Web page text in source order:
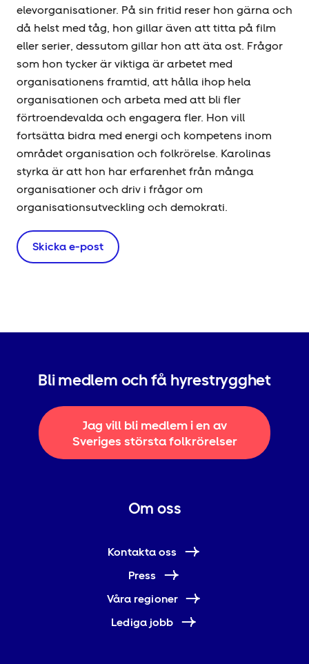
elevorganisationer. På sin fritid reser hon gärna och
då helst med tåg, hon gillar även att titta på film
eller serier, dessutom gillar hon att äta ost. Frågor
som hon tycker är viktiga är arbetet med
organisationens framtid, att hålla ihop hela
organisationen och arbeta med att bli fler
förtroendevalda och engagera fler. Hon vill
fortsätta bidra med energi och kompetens inom
området organisation och folkrörelse. Karolinas
styrka är att hon har erfarenhet från många
organisationer och driv i frågor om
organisationsutveckling och demokrati.
Skicka e-post
Bli medlem och få hyrestrygghet
Jag vill bli medlem i en av
Sveriges största folkrörelser
Om oss
Kontakta oss
Press
Våra regioner
Lediga jobb